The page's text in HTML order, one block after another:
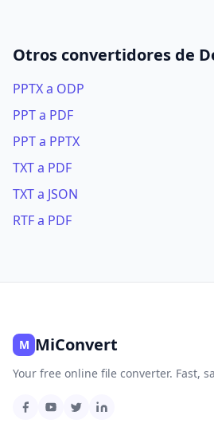
Otros convertidores de
PPTX a ODP
PPT a PDF
PPT a PPTX
TXT a PDF
TXT a JSON
RTF a PDF
M MiConvert
Your free online file converter. Fast,